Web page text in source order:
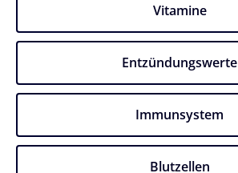
Vitamine
Entzündungswerte​
Immunsystem
Blutzellen